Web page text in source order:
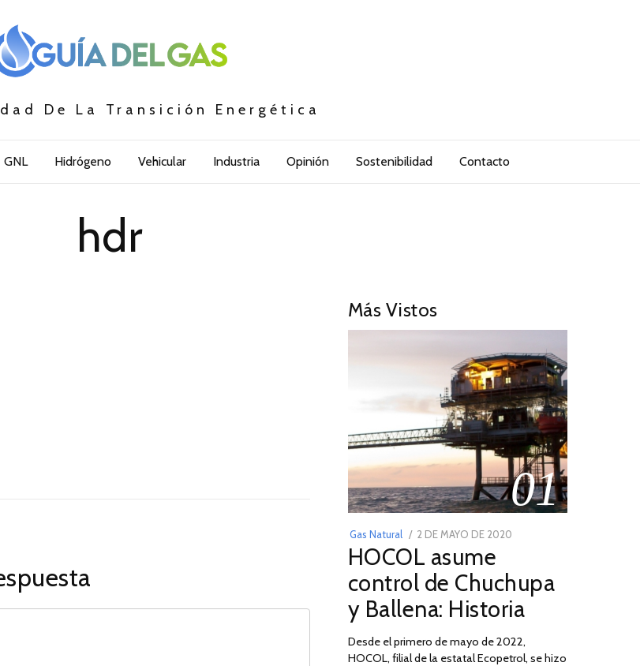
De La Transición Energética
GNL Hidrógeno Vehicular Industria Opinión Sostenibilidad Contacto
hdr
Más Vistos
01
Gas Natural
POSTED
ON
2 DE MAYO DE 2020
DE
2026
HOCOL asume
control de Chuchupa
y Ballena: Historia
Desde el primero de mayo de 2022,
HOCOL, filial de la estatal Ecopetrol, se hizo